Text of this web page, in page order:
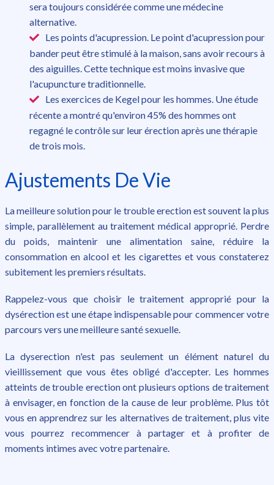
sera toujours considérée comme une médecine
alternative.
Les points d'acupression. Le point d'acupression pour
bander peut être stimulé à la maison, sans avoir recours à
des aiguilles. Cette technique est moins invasive que
l'acupuncture traditionnelle.
Les exercices de Kegel pour les hommes. Une étude
récente a montré qu'environ 45% des hommes ont
regagné le contrôle sur leur érection après une thérapie
de trois mois.
Ajustements De Vie
La meilleure solution pour le trouble erection est souvent la plus
simple, parallèlement au traitement médical approprié. Perdre
du poids, maintenir une alimentation saine, réduire la
consommation en alcool et les cigarettes et vous constaterez
subitement les premiers résultats.
Rappelez-vous que choisir le traitement approprié pour la
dysérection est une étape indispensable pour commencer votre
parcours vers une meilleure santé sexuelle.
La dyserection n'est pas seulement un élément naturel du
vieillissement que vous êtes obligé d'accepter. Les hommes
atteints de trouble erection ont plusieurs options de traitement
à envisager, en fonction de la cause de leur problème. Plus tôt
vous en apprendrez sur les alternatives de traitement, plus vite
vous pourrez recommencer à partager et à profiter de
moments intimes avec votre partenaire.